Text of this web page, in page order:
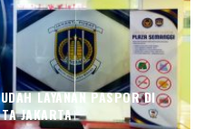
LAYANAN PASPOR DI
JAKARTA